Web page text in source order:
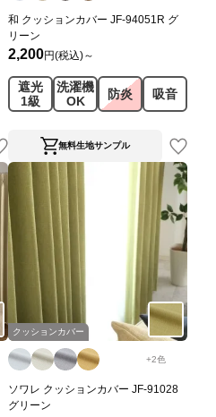
和 クッションカバー JF-94051R グ
リーン
2,200円(税込)～
遮光
1級
洗濯機
OK
防炎 吸音
無料生地サンプル
クッションカバー
+2色
ソワレ クッションカバー JF-91028
グリーン